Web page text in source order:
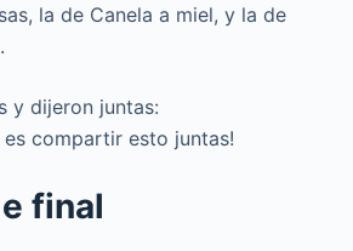
la de Canela a miel, y la de
y dijeron juntas:
es compartir esto juntas!
final